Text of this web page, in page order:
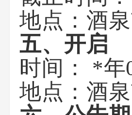
地点： 酒
五、开启
时间：
*年
地点： 酒